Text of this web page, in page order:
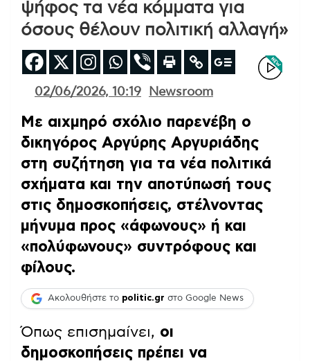
ψήφος τα νέα κόμματα για
όσους θέλουν πολιτική αλλαγή»
02/06/2026, 10:19 Newsroom
Με αιχμηρό σχόλιο παρενέβη ο
δικηγόρος Αργύρης Αργυριάδης
στη συζήτηση για τα νέα πολιτικά
σχήματα και την αποτύπωσή τους
στις δημοσκοπήσεις, στέλνοντας
μήνυμα προς «άφωνους» ή και
«πολύφωνους» συντρόφους και
φίλους.
Ακολουθήστε το politic.gr στο Google News
Όπως επισημαίνει, οι
δημοσκοπήσεις πρέπει να